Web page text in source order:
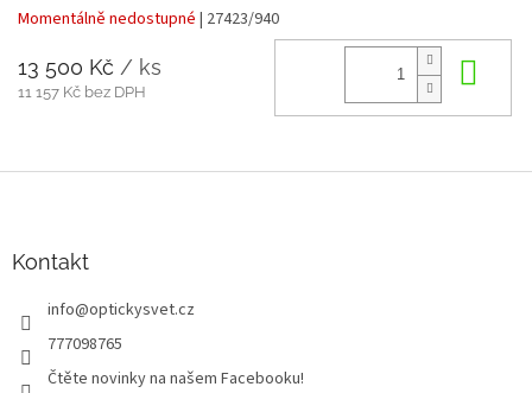
Momentálně nedostupné | 27423/940
13 500 Kč / ks
11 157 Kč bez DPH
Kontakt
info@optickysvet.cz
777098765
Čtěte novinky na našem Facebooku!